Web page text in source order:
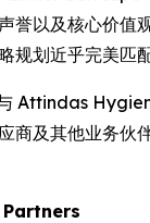
誉以及核心价值
规划近乎完美匹
Attindas
商及其他业务伙